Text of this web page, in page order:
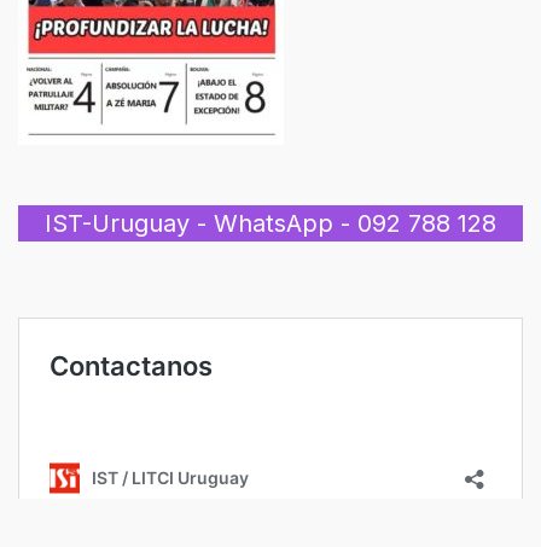
IST-Uruguay - WhatsApp - 092 788 128